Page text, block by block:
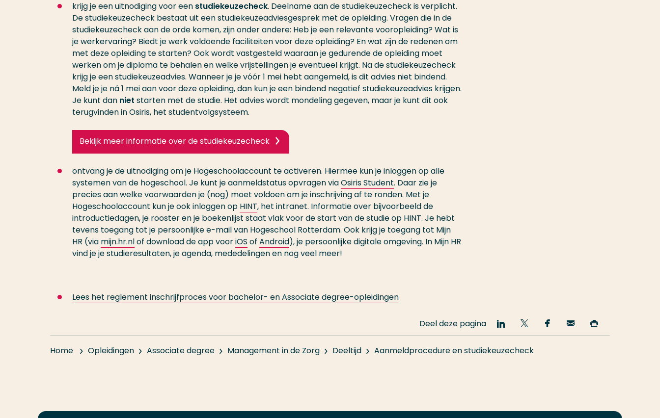
krijg je een uitnodiging voor een studiekeuzecheck. Deelname aan de studiekeuzecheck is verplicht.
De studiekeuzecheck bestaat uit een studiekeuzeadviesgesprek met de opleiding. Vragen die in de
studiekeuzecheck aan de orde komen, zijn onder andere: Heb je een relevante vooropleiding? Wat is
je werkervaring? Biedt je werk voldoende faciliteiten voor deze opleiding? En wat zijn de redenen om
met deze opleiding te starten? Ook wordt vastgesteld waaraan je gedurende de opleiding moet
werken om je diploma te behalen en welke vrijstellingen je eventueel krijgt. Na de studiekeuzecheck
krijg je een studiekeuzeadvies. Wanneer je je vóór 1 mei hebt aangemeld, is dit advies niet bindend.
Meld je je ná 1 mei aan voor deze opleiding, dan kun je een bindend negatief studiekeuzeadvies krijgen.
Je kunt dan niet starten met de studie. Het advies wordt mondeling gegeven, maar je kunt dit ook
terugvinden in Osiris, het studentvolgsysteem.
Bekijk meer informatie over de studiekeuzecheck
ontvang je de uitnodiging om je Hogeschoolaccount te activeren. Hiermee kun je inloggen op alle
systemen van de hogeschool. Je kunt je aanmeldstatus opvragen viaOsiris Student. Daar zie je
precies aan welke voorwaarden je (nog) moet voldoen om je inschrijving af te ronden. Met je
Hogeschoolaccount kun je ook inloggen op HINT, het intranet. Informatie over bijvoorbeeld de
introductiedagen, je rooster en je boekenlijst staat vlak voor de start van de studie op HINT. Je hebt
tevens toegang tot je persoonlijke e-mail van Hogeschool Rotterdam. Ook krijg je toegang tot Mijn
HR (via mijn.hr.nlof download de app vooriOS of Android), je persoonlijke digitale omgeving. In Mijn HR
vind je je studieresultaten, je agenda, mededelingen en nog veel meer!
Lees het reglement inschrijfproces voor bachelor- en Associate degree-opleidingen
Home Opleidingen Associate degree Management in de Zorg Deeltijd Aanmeldprocedure en studiekeuzecheck
Deel deze pagina
Deel
op
LinkedIn
Deel
op
Deel
op
Email
deze deze